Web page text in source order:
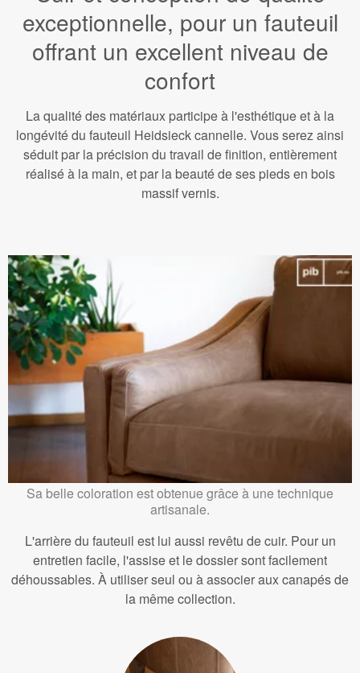
exceptionnelle, pour un fauteuil
offrant un excellent niveau de
confort
La qualité des matériaux participe à l'esthétique et à la
longévité du fauteuil Heidsieck cannelle. Vous serez ainsi
séduit par la précision du travail de finition, entièrement
réalisé à la main, et par la beauté de ses pieds en bois
massif vernis.
Sa belle coloration est obtenue grâce à une technique
artisanale.
L'arrière du fauteuil est lui aussi revêtu de cuir. Pour un
entretien facile, l'assise et le dossier sont facilement
déhoussables. À utiliser seul ou à associer aux canapés de
la même collection.